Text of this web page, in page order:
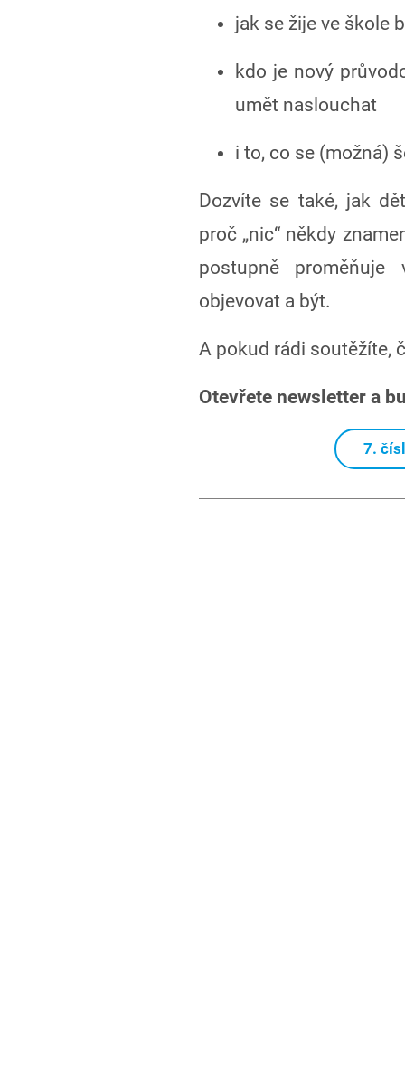
jak se žije ve škole
kdo je nový
umět naslouchat
i to, co se (možná)
Dozvíte se také, jak
proč „nic“ někdy
postupně
objevovat a být.
A pokud rádi soutěžíte,
Otevřete newsletter a
7.